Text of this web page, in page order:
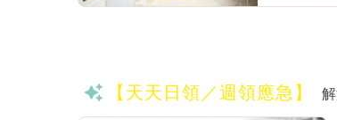
【天天日領／週領應急】